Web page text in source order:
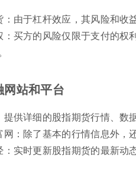
由于杠杆效应，其风险和收
：买方的风险仅限于支付的权
站和平台
供详细的股指期货行情、数
网：除了基本的行情信息外，
实时更新股指期货的最新动